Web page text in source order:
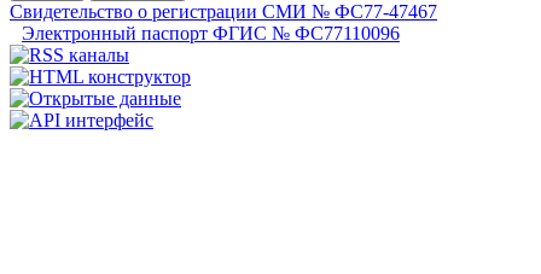
Свидетельство о регистрации СМИ № ФС77-47467
Электронный паспорт ФГИС № ФС77110096